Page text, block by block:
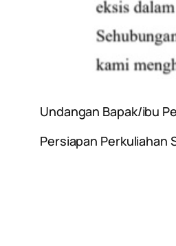
Undangan Bapak/ibu
Persiapan Perkuliahan